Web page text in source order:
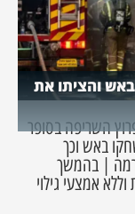
והציתו את
השריפה בסופר
באש וכך
| בהמשך
אמצעי גילוי